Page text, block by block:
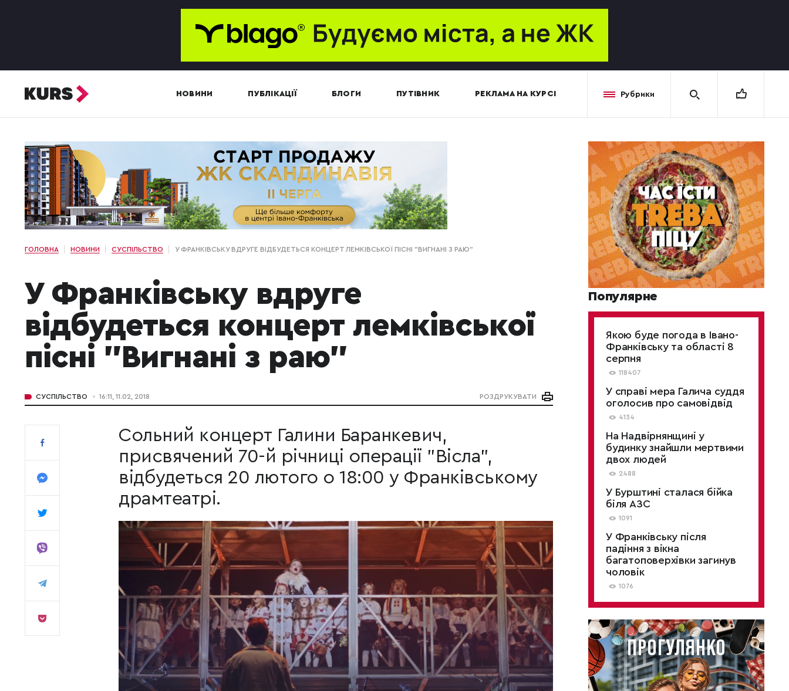
НОВИНИ ПУБЛІКАЦІЇ БЛОГИ ПУТІВНИК РЕКЛАМА НА КУРСІ Рубрики
ГОЛОВНА НОВИНИ СУСПІЛЬСТВО У ФРАНКІВСЬКУ ВДРУГЕ ВІДБУДЕТЬСЯ КОНЦЕРТ ЛЕМКІВСЬКОЇ ПІСНІ "ВИГНАНІ З РАЮ"
У Франківську вдруге
відбудеться концерт лемківської
пісні "Вигнані з раю"
СУСПІЛЬСТВО 16:11, 11.02, 2018 РОЗДРУКУВАТИ
Сольний концерт Галини Баранкевич,
присвячений 70-й річниці операції "Вісла",
відбудеться 20 лютого о 18:00 у Франківському
драмтеатрі.
Популярне
Якою буде погода в Івано-
Франківську та області 8
серпня
118407
У справі мера Галича суддя
оголосив про самовідвід
4134
На Надвірнянщині у
будинку знайшли мертвими
двох людей
2488
У Бурштині сталася бійка
біля АЗС
1091
У Франківську після
падіння з вікна
багатоповерхівки загинув
чоловік
1076